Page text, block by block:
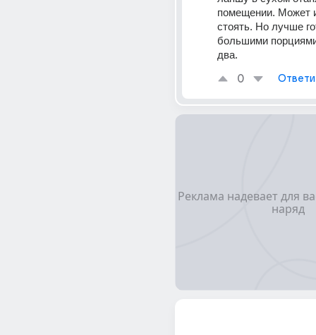
помещении. Может
стоять. Но лучше
большими
два.
0